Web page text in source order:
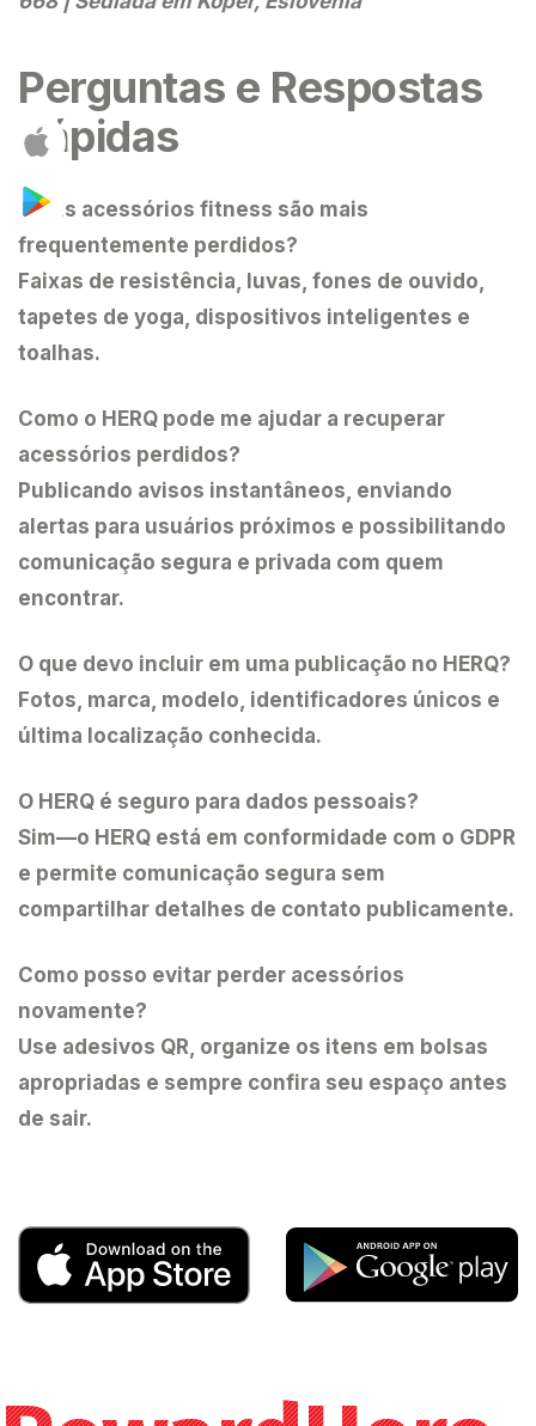
Perguntas e Respostas
Rápidas
Quais acessórios fitness são mais
frequentemente perdidos?
Faixas de resistência, luvas, fones de ouvido,
tapetes de yoga, dispositivos inteligentes e
toalhas.
Como o HERQ pode me ajudar a recuperar
acessórios perdidos?
Publicando avisos instantâneos, enviando
alertas para usuários próximos e possibilitando
comunicação segura e privada com quem
encontrar.
O que devo incluir em uma publicação no HERQ?
Fotos, marca, modelo, identificadores únicos e
última localização conhecida.
O HERQ é seguro para dados pessoais?
Sim—o HERQ está em conformidade com o GDPR
e permite comunicação segura sem
compartilhar detalhes de contato publicamente.
Como posso evitar perder acessórios
novamente?
Use adesivos QR, organize os itens em bolsas
apropriadas e sempre confira seu espaço antes
de sair.